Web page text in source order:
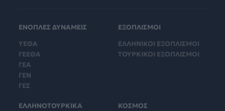
ΕΝΟΠΛΕΣ ΔΥΝΑΜΕΙΣ
ΥΕΘΑ
ΓΕΕΘΑ
ΓΕΑ
ΓΕΝ
ΓΕΣ
ΕΞΟΠΛΙΣΜΟΙ
ΕΛΛΗΝΙΚΟΙ ΕΞΟΠΛΙΣΜΟΙ
ΤΟΥΡΚΙΚΟΙ ΕΞΟΠΛΙΣΜΟΙ
ΕΛΛΗΝΟΤΟΥΡΚΙΚΑ
ΚΟΣΜΟΣ